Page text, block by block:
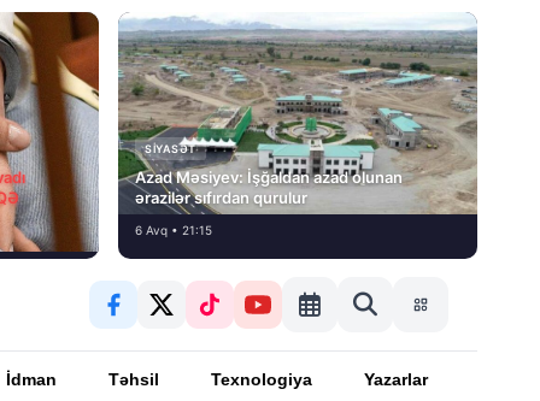
SIYASƏT
Azad Məsiyev: İşğaldan azad olunan
ərazilər sıfırdan qurulur
6 Avq • 21:15
İdman Təhsil Texnologiya Yazarlar